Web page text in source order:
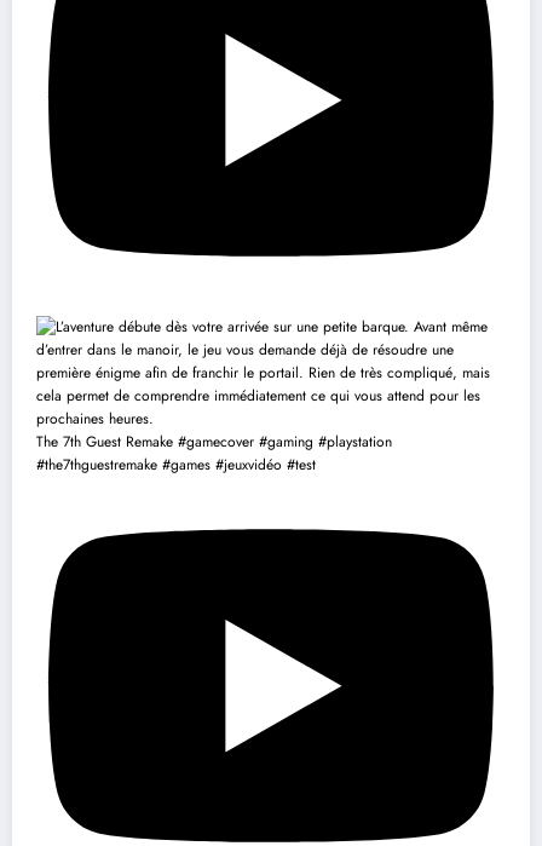
The 7th Guest Remake #gamecover #gaming #playstation
#the7thguestremake #games #jeuxvidéo #test